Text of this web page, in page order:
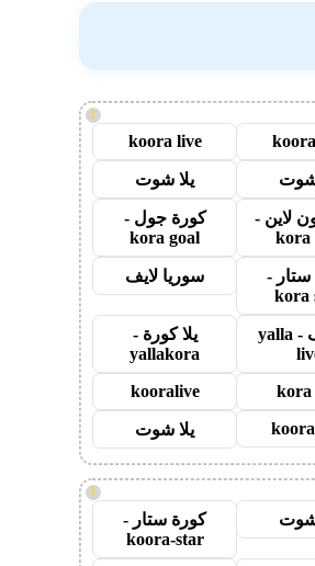
!
koora live
شوت يلا شوت
لاين -
kora
كورة جول -
kora goal
ستار -
kora
سوريا لايف
يلا لايف - yalla
يلا كورة -
yallakora
kora
kooralive
يلا شوت
!
شوت
كورة ستار -
koora-star